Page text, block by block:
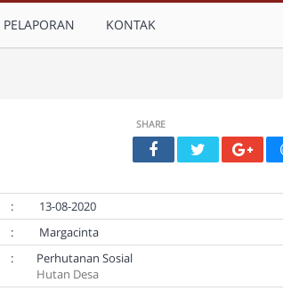
PELAPORAN KONTAK
SHARE
:
13-08-2020
:
Margacinta
:
Perhutanan Sosial
Hutan Desa